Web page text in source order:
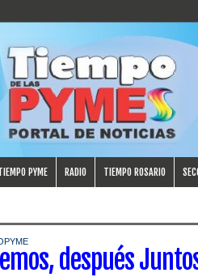
PYME RADIO TIEMPO ROSARIO
después